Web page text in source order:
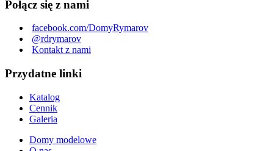
Połącz się z nami
facebook.com/DomyRymarov
@rdrymarov
Kontakt z nami
Przydatne linki
Katalog
Cennik
Galeria
Domy modelowe